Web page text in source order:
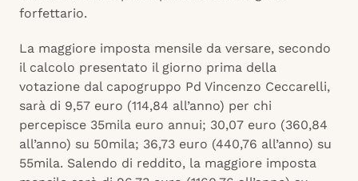
forfettario.
La maggiore imposta mensile da versare, secondo
il calcolo presentato il giorno prima della
votazione dal capogruppo Pd Vincenzo Ceccarelli,
sarà di 9,57 euro (114,84 all’anno) per chi
percepisce 35mila euro annui; 30,07 euro (360,84
all’anno) su 50mila; 36,73 euro (440,76 all’anno) su
55mila. Salendo di reddito, la maggiore imposta